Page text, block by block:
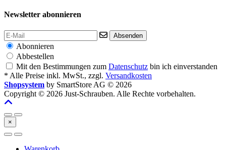
Newsletter abonnieren
Absenden
Abonnieren
Abbestellen
Mit den Bestimmungen zum Datenschutz bin ich einverstanden
* Alle Preise inkl. MwSt., zzgl. Versandkosten
Shopsystem by SmartStore AG © 2026
Copyright © 2026 Just-Schrauben. Alle Rechte vorbehalten.
×